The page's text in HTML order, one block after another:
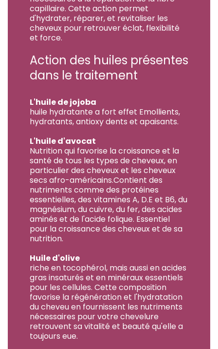
capillaire. Cette action permet
d'hydrater, réparer, et revitaliser les
cheveux pour retrouver éclat, flexibilité
et force.
Action des huiles présentes
dans le traitement
L'huile de jojoba
huile hydratante a fort effet Emollients,
hydratants, antioxy dents et apaisants.
L'huile d'avocat
Nutrition qui favorise la croissance et la
santé de tous les types de cheveux, en
particulier des cheveux et les cheveux
secs afro-américains.Contient des
nutriments comme des protéines
essentielles, des vitamines A, D.E et B6, du
magnésium, du cuivre, du fer, des acides
aminés et de l'acide folique. Essentiel
pour la croissance des cheveux et de sa
nutrition.
Huile d'olive
riche en tocophérol, mais aussi en acides
gras insaturés et en minéraux essentiels
pour les cellules. Cette composition
favorise la régénération et l'hydratation
du cheveu en fournissent les nutriments
nécessaires pour votre chevelure
retrouvent sa vitalité et beauté qu'elle a
toujours eue.